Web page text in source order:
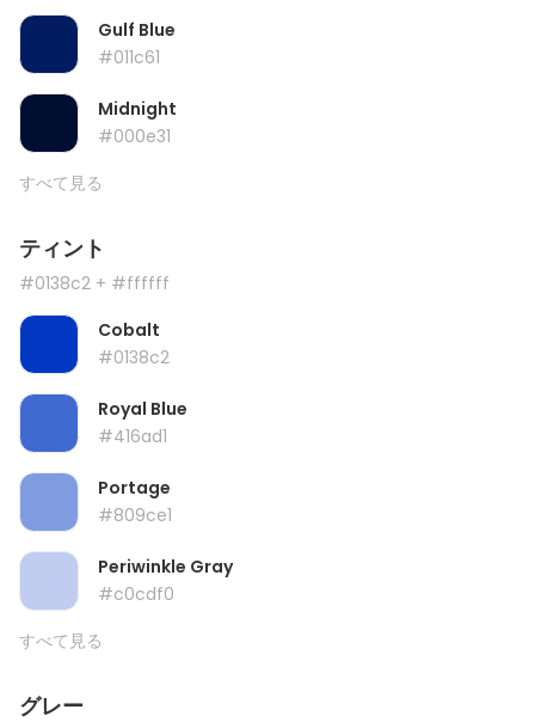
Gulf Blue
#011c61
Midnight
#000e31
すべて見る
ティント
#0138c2 + #ffffff
Cobalt
#0138c2
Royal Blue
#416ad1
Portage
#809ce1
Periwinkle Gray
#c0cdf0
すべて見る
グレー